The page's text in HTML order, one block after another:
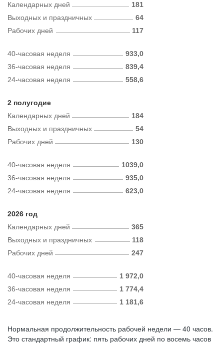
Календарных дней
181
Рабочих дней 117
Выходных и праздничных 64
40-часовая неделя
933,0
36-часовая неделя
839,4
24-часовая неделя
558,6
2 полугодие
Календарных дней
184
Рабочих дней 130
Выходных и праздничных 54
40-часовая неделя
1039,0
36-часовая неделя
935,0
24-часовая неделя
623,0
2026 год
Календарных дней
365
Рабочих дней 247
Выходных и праздничных 118
40-часовая неделя
1 972,0
36-часовая неделя
1 774,4
24-часовая неделя
1 181,6
Нормальная продолжительность рабочей недели — 40 часов.
Это стандартный график: пять рабочих дней по восемь часов